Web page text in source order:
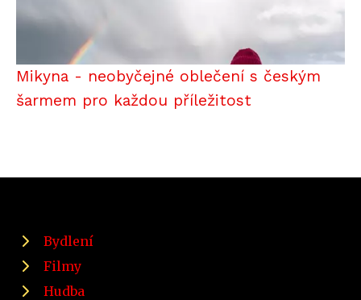
Mikyna - neobyčejné oblečení s českým
šarmem pro každou příležitost
Bydlení
Filmy
Hudba